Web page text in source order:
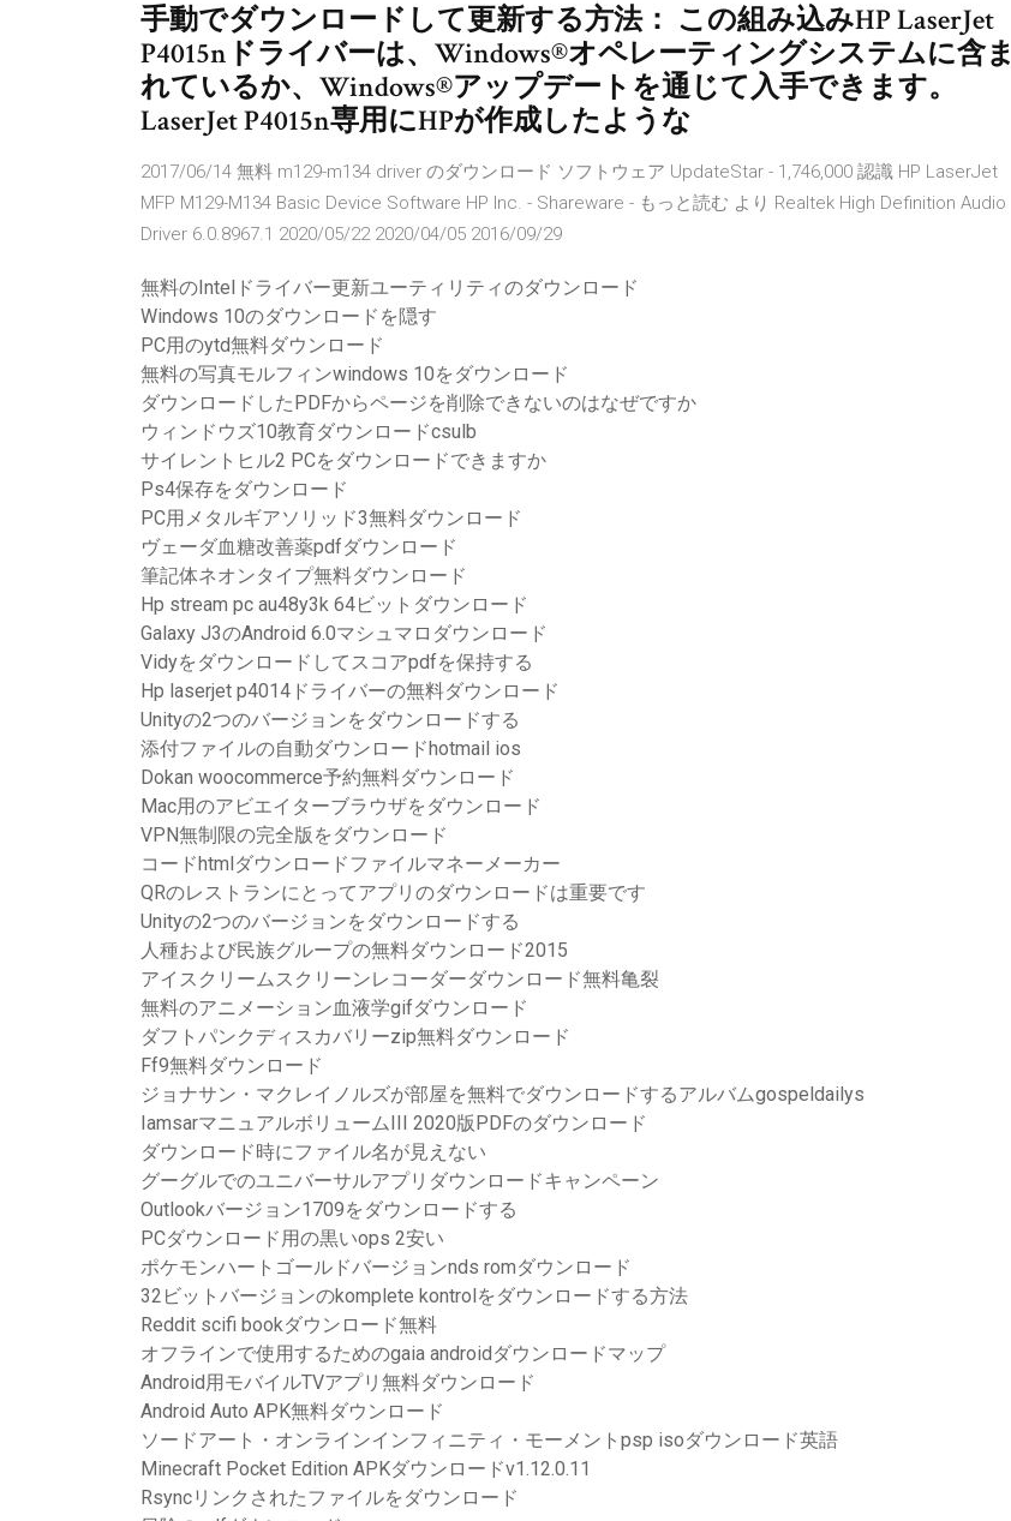
手動でダウンロードして更新する方法： この組み込みHP LaserJet
P4015nドライバーは、Windows®オペレーティングシステムに含ま
れているか、Windows®アップデートを通じて入手できます。
LaserJet P4015n専用にHPが作成したような
2017/06/14 無料 m129-m134 driver のダウンロード ソフトウェア UpdateStar - 1,746,000 認識 HP LaserJet
MFP M129-M134 Basic Device Software HP Inc. - Shareware - もっと読む より Realtek High Definition Audio
Driver 6.0.8967.1 2020/05/22 2020/04/05 2016/09/29
無料のIntelドライバー更新ユーティリティのダウンロード
Windows 10のダウンロードを隠す
PC用のytd無料ダウンロード
無料の写真モルフィンwindows 10をダウンロード
ダウンロードしたPDFからページを削除できないのはなぜですか
ウィンドウズ10教育ダウンロードcsulb
サイレントヒル2 PCをダウンロードできますか
Ps4保存をダウンロード
PC用メタルギアソリッド3無料ダウンロード
ヴェーダ血糖改善薬pdfダウンロード
筆記体ネオンタイプ無料ダウンロード
Hp stream pc au48y3k 64ビットダウンロード
Galaxy J3のAndroid 6.0マシュマロダウンロード
Vidyをダウンロードしてスコアpdfを保持する
Hp laserjet p4014ドライバーの無料ダウンロード
Unityの2つのバージョンをダウンロードする
添付ファイルの自動ダウンロードhotmail ios
Dokan woocommerce予約無料ダウンロード
Mac用のアビエイターブラウザをダウンロード
VPN無制限の完全版をダウンロード
コードhtmlダウンロードファイルマネーメーカー
QRのレストランにとってアプリのダウンロードは重要です
Unityの2つのバージョンをダウンロードする
人種および民族グループの無料ダウンロード2015
アイスクリームスクリーンレコーダーダウンロード無料亀裂
無料のアニメーション血液学gifダウンロード
ダフトパンクディスカバリーzip無料ダウンロード
Ff9無料ダウンロード
ジョナサン・マクレイノルズが部屋を無料でダウンロードするアルバムgospeldailys
IamsarマニュアルボリュームIII 2020版PDFのダウンロード
ダウンロード時にファイル名が見えない
グーグルでのユニバーサルアプリダウンロードキャンペーン
Outlookバージョン1709をダウンロードする
PCダウンロード用の黒いops 2安い
ポケモンハートゴールドバージョンnds romダウンロード
32ビットバージョンのkomplete kontrolをダウンロードする方法
Reddit scifi bookダウンロード無料
オフラインで使用するためのgaia androidダウンロードマップ
Android用モバイルTVアプリ無料ダウンロード
Android Auto APK無料ダウンロード
ソードアート・オンラインインフィニティ・モーメントpsp isoダウンロード英語
Minecraft Pocket Edition APKダウンロードv1.12.0.11
Rsyncリンクされたファイルをダウンロード